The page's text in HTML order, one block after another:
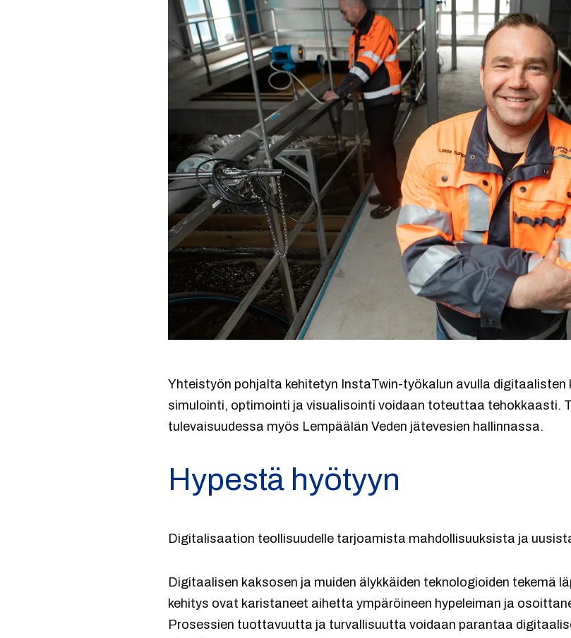
Yhteistyön pohjalta kehitetyn InstaTwin-työkalun avulla digitaalisten
simulointi, optimointi ja visualisointi voidaan toteuttaa tehokkaasti.
tulevaisuudessa myös Lempäälän Veden jätevesien hallinnassa.
Hypestä hyötyyn
Digitalisaation teollisuudelle tarjoamista mahdollisuuksista ja
Digitaalisen kaksosen ja muiden älykkäiden teknologioiden tekemä
kehitys ovat karistaneet aihetta ympäröineen hypeleiman ja
Prosessien tuottavuutta ja turvallisuutta voidaan parantaa